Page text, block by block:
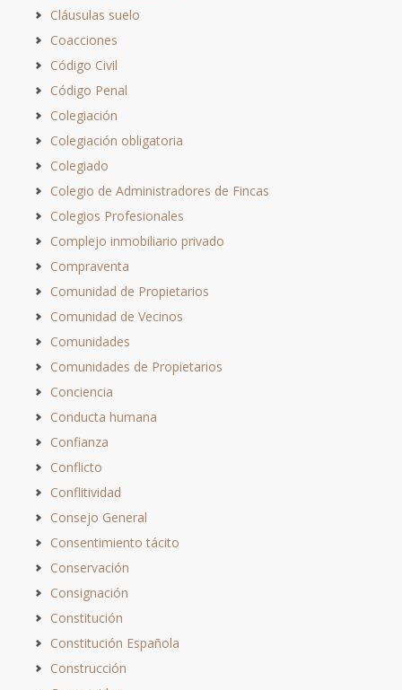
Cláusulas suelo
Coacciones
Código Civil
Código Penal
Colegiación
Colegiación obligatoria
Colegiado
Colegio de Administradores de Fincas
Colegios Profesionales
Complejo inmobiliario privado
Compraventa
Comunidad de Propietarios
Comunidad de Vecinos
Comunidades
Comunidades de Propietarios
Conciencia
Conducta humana
Confianza
Conflicto
Conflitividad
Consejo General
Consentimiento tácito
Conservación
Consignación
Constitución
Constitución Española
Construcción